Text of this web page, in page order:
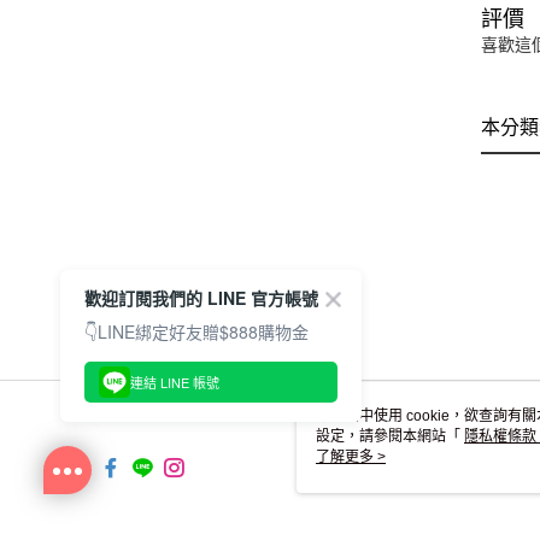
評價
喜歡這
本分
本網站中使用 cookie，欲查詢有
設定，請參閱本網站「 隱私權條款
使用 cookie。
了解更多 >
歡迎訂閱我們的 LINE 官方帳號
👇LINE綁定好友贈$888購物金
連結 LINE 帳號